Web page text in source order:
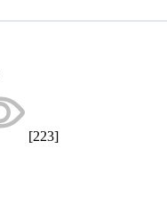
[223]